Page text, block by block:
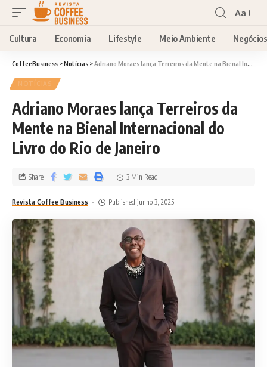
Aa
Cultura Economia Lifestyle Meio Ambiente Negócios
CoffeeBusiness >Notícias >Adriano Moraes lança Terreiros da Mente na Bienal Internacional do Livro do Rio de Janeiro
NOTÍCIAS
Adriano Moraes lança Terreiros da
Mente na Bienal Internacional do
Livro do Rio de Janeiro
Revista Coffee Business Published junho 3, 2025
Share 3 Min Read